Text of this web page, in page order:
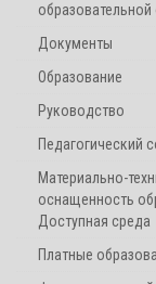
образовательной
Документы
Образование
Руководство
Педагогический
Материально-
оснащенность
Доступная среда
Платные